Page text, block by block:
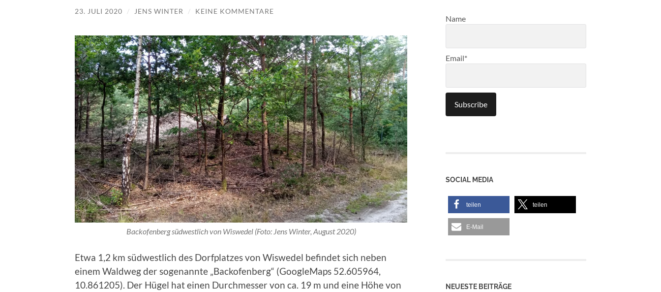
23. JULI 2020 / JENS WINTER / KEINE KOMMENTARE
Backofenberg südwestlich von Wiswedel (Foto: Jens Winter, August 2020)
Etwa 1,2 km südwestlich des Dorfplatzes von Wiswedel befindet sich neben
einem Waldweg der sogenannte „Backofenberg“ (GoogleMaps 52.605964,
10.861205). Der Hügel hat einen Durchmesser von ca. 19 m und eine Höhe von
Name
Email*
SOCIAL MEDIA
teilen teilen
E-Mail
NEUESTE BEITRÄGE